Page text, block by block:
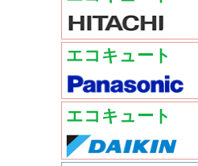
エコキュート
エコキュート